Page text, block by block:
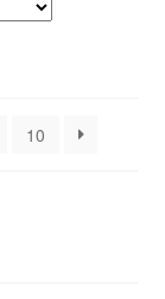
10